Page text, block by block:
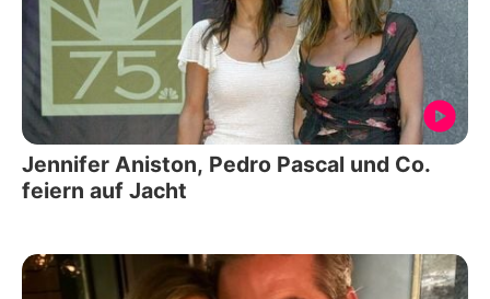
Jennifer Aniston, Pedro Pascal und Co.
feiern auf Jacht